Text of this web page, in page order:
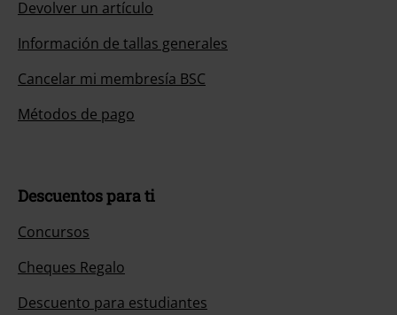
Devolver un artículo
Información de tallas generales
Cancelar mi membresía BSC
Métodos de pago
Descuentos para ti
Concursos
Cheques Regalo
Descuento para estudiantes